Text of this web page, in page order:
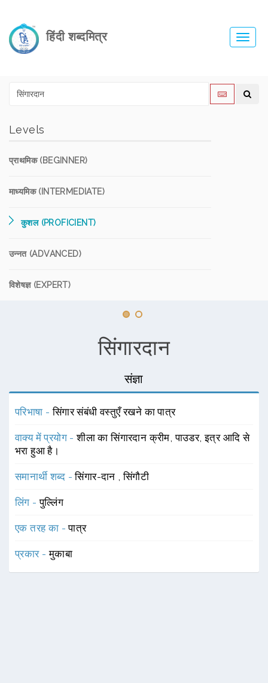
हिंदी शब्दमित्र
Levels
प्राथमिक (BEGINNER)
माध्यमिक (INTERMEDIATE)
कुशल (PROFICIENT)
उन्नत (ADVANCED)
विशेषज्ञ (EXPERT)
सिंगारदान
संज्ञा
परिभाषा -सिंगार संबंधी वस्तुएँ रखने का पात्र
वाक्य में प्रयोग -शीला का सिंगारदान क्रीम, पाउडर, इत्र आदि से
भरा हुआ है।
समानार्थी शब्द -सिंगार-दान ,सिंगौटी
लिंग -पुल्लिंग
एक तरह का -पात्र
प्रकार -मुकाबा